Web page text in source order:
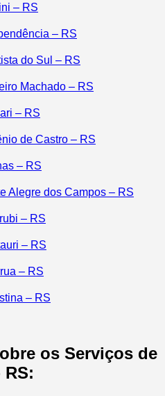
– RS
– RS
do Sul – RS
Machado – RS
– RS
de Castro – RS
– RS
Alegre dos Campos – RS
– RS
– RS
– RS
– RS
os Serviços de
RS: